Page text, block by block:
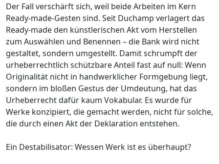
Der Fall verschärft sich, weil beide Arbeiten im Kern
Ready-made-Gesten sind. Seit Duchamp verlagert das
Ready-made den künstlerischen Akt vom Herstellen
zum Auswählen und Benennen – die Bank wird nicht
gestaltet, sondern umgestellt. Damit schrumpft der
urheberrechtlich schützbare Anteil fast auf null: Wenn
Originalität nicht in handwerklicher Formgebung liegt,
sondern im bloßen Gestus der Umdeutung, hat das
Urheberrecht dafür kaum Vokabular. Es wurde für
Werke konzipiert, die gemacht werden, nicht für solche,
die durch einen Akt der Deklaration entstehen.
Ein Destabilisator: Wessen Werk ist es überhaupt?